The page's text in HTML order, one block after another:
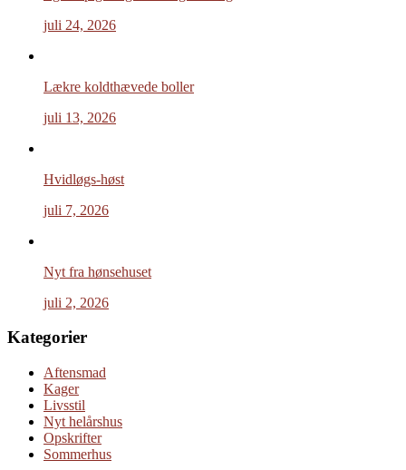
juli 24, 2026
Lækre koldthævede boller
juli 13, 2026
Hvidløgs-høst
juli 7, 2026
Nyt fra hønsehuset
juli 2, 2026
Kategorier
Aftensmad
Kager
Livsstil
Nyt helårshus
Opskrifter
Sommerhus